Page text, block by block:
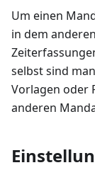
Um einen
in dem
selbst sind
Vorlagen oder
anderen